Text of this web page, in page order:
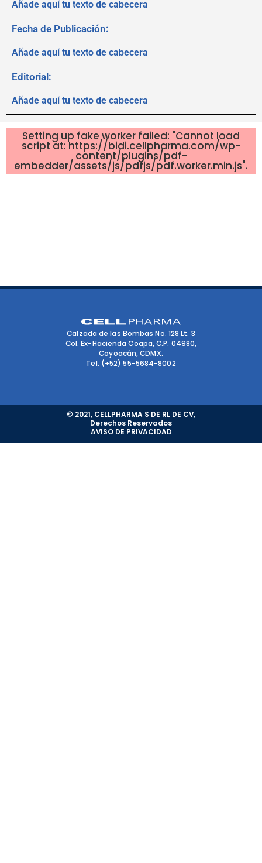
Añade aquí tu texto de cabecera
Fecha de Publicación:
Añade aquí tu texto de cabecera
Editorial:
Añade aquí tu texto de cabecera
Setting up fake worker failed: "Cannot load
script at: https://bidi.cellpharma.com/wp-
content/plugins/pdf-
embedder/assets/js/pdfjs/pdf.worker.min.js".
Calzada de las Bombas No. 128 Lt. 3
Col. Ex-Hacienda Coapa, C.P. 04980,
Coyoacán, CDMX.
Tel. (+52) 55-5684-8002
© 2021, CELLPHARMA S DE RL DE CV,
Derechos Reservados
AVISO DE PRIVACIDAD